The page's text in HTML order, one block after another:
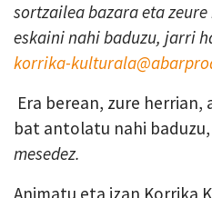
sortzailea bazara eta
eskaini nahi baduzu, jarri
korrika-
Era berean, zure herrian,
bat antolatu nahi baduzu,
mesedez.
Animatu eta izan Korrika